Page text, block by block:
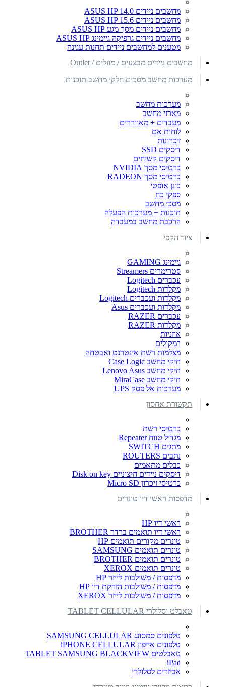
מחשבים ניידים ASUS HP 14.0
מחשבים ניידים ASUS HP 15.6
מחשבים ניידים מסך מגע ASUS HP
מחשבים ניידים גרפיקה גיימינג ASUS HP
מטענים למחשבים ניידים תחנות עגינה
מחשבים ניידים מבצעים / מוזלים / Outlet
מערכות מחשב מסכים חלקי מחשב תוכנות
מערכות מחשב
מארזי מחשב
מעבדים + מאווררים
לוחות אם
זיכרונות
דיסקים SSD
דיסקים קשיחים
כרטיסי מסך NVIDIA
כרטיסי מסך RADEON
כונן אופטי
ספקי כח
מסכי מחשב
תוכנות + מערכות הפעלה
הרכבת מחשב במעבדה
ציוד הקפי
גיימינג GAMING
סטרימרים Streamers
עכברים Logitech
מקלדות Logitech
מקלדות ועכברים Logitech
מקלדות ועכברים Asus
עכברים RAZER
מקלדות RAZER
אוזניות
רמקולים
מצלמות רשת אינטרנט ואבטחה
תיקי מחשב Case Logic
תיקי מחשב Lenovo Asus
תיקי מחשב MiraCase
מערכות אל פסק UPS
תקשורת אחסון
כרטיסי רשת
מגדיל טווח Repeater
מתגים SWITCH
נתבים ROUTERS
כבלים מתאמים
דיסקים ניידים חיצוניים Disk on key
כרטיסי זיכרון Micro SD
מדפסות ראשי דיו טונרים
ראשי דיו HP
ראשי דיו תואמים ברדר BROTHER
טונרים מקורים תואמים HP
טונרים תואמים SAMSUNG
טונרים תואמים BROTHER
טונרים תואמים XEROX
מדפסות / משולבות לייזר HP
מדפסות / משולבות הזרקת דיו HP
מדפסות / משולבות לייזר XEROX
טאבלט וסלולרי TABLET CELLULAR
טלפונים סמסונג SAMSUNG CELLULAR
טלפונים אייפון iPHONE CELLULAR
טאבלטים TABLET SAMSUNG BLACKVIEW
iPad
אביזרים לסלולרי